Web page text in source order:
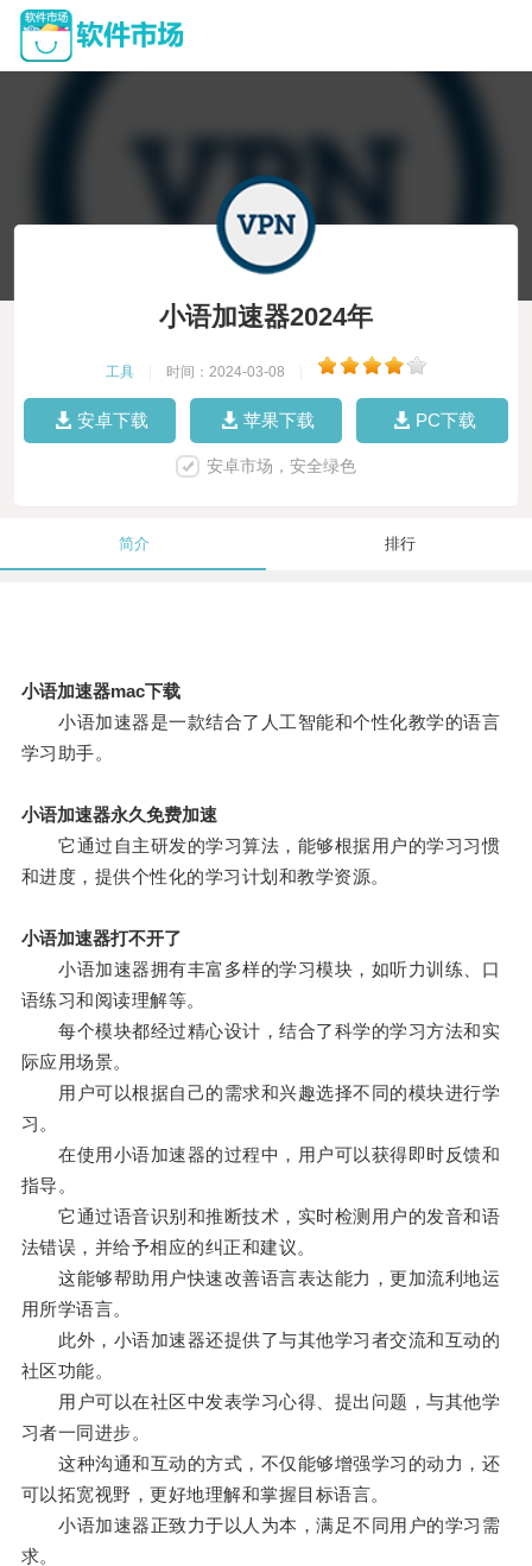
小语加速器2024年
工具 时间：2024-03-08
安卓下载 苹果下载 PC下载
安卓市场，安全绿色
简介 排行
小语加速器mac下载
小语加速器是一款结合了人工智能和个性化教学的语言
学习助手。
小语加速器永久免费加速
它通过自主研发的学习算法，能够根据用户的学习习惯
和进度，提供个性化的学习计划和教学资源。
小语加速器打不开了
小语加速器拥有丰富多样的学习模块，如听力训练、口
语练习和阅读理解等。
每个模块都经过精心设计，结合了科学的学习方法和实
际应用场景。
用户可以根据自己的需求和兴趣选择不同的模块进行学
习。
在使用小语加速器的过程中，用户可以获得即时反馈和
指导。
它通过语音识别和推断技术，实时检测用户的发音和语
法错误，并给予相应的纠正和建议。
这能够帮助用户快速改善语言表达能力，更加流利地运
用所学语言。
此外，小语加速器还提供了与其他学习者交流和互动的
社区功能。
用户可以在社区中发表学习心得、提出问题，与其他学
习者一同进步。
这种沟通和互动的方式，不仅能够增强学习的动力，还
可以拓宽视野，更好地理解和掌握目标语言。
小语加速器正致力于以人为本，满足不同用户的学习需
求。